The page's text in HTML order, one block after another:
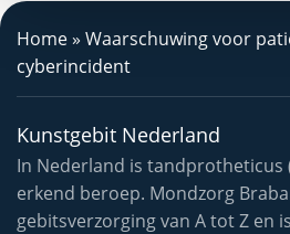
Home» Waarschuwing voor
cyberincident
Kunstgebit Nederland
In Nederland is tandprotheticus
erkend beroep. Mondzorg
gebitsverzorging van A tot Z en